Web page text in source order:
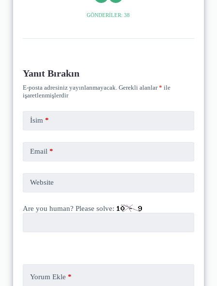
GÖNDERILER: 38
Yanıt Bırakın
E-posta adresiniz yayınlanmayacak. Gerekli alanlar* ile
işaretlenmişlerdir
İsim*
Email*
Website
Are you human? Please solve:
Yorum Ekle *